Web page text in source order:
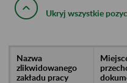
Ukryj wszystkie
Nazwa
zlikwidowanego
zakładu pracy